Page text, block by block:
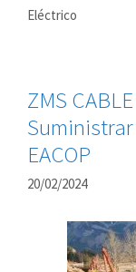
Eléctrico
ZMS
EACOP
20/02/2024